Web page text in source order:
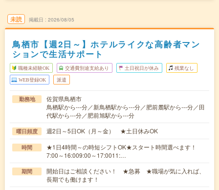
未読 掲載日 2026/08/05
鳥栖市【週2日～】ホテルライクな高齢者マン
ションで生活サポート
職種未経験OK 交通費別途支給あり 土日祝日が休み 残業なし
WEB登録OK 派遣
勤務地
佐賀県鳥栖市
鳥栖駅から---分／新鳥栖駅から---分／肥前麓駅から---分／田
代駅から---分／肥前旭駅から---分
曜日頻度 週2日～5日OK（月～金） ★土日休みOK
時間
★1日4時間～の時短シフトOK★スタート時間選べます！
7:00～16:009:00～17:0011:…
期間
開始日はご相談ください！ ★急募 ★職場が気に入れば、
長期でも働けます！